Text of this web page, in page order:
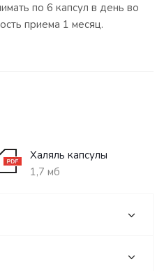
по 6 капсул в день во
приема 1 месяц.
Халяль капсулы
1,7 мб